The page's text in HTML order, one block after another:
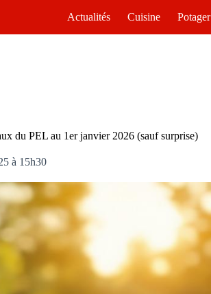
Actualités Cuisine Potager
du PEL au 1er janvier 2026 (sauf surprise)
à 15h30